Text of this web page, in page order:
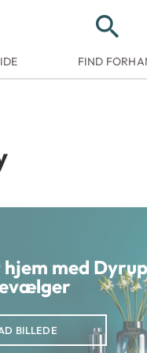
search
FIND
med Dyrup
BILLEDE